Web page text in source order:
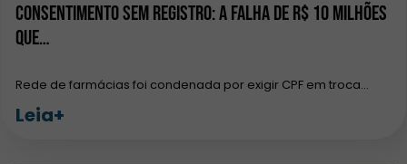
Consentimento sem registro: a falha de R$ 10 milhões
que…
Rede de farmácias foi condenada por exigir CPF em troca…
Leia+